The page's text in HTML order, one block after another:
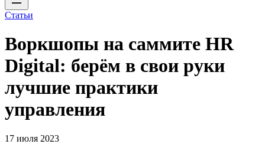
Статьи
Воркшопы на саммите HR
Digital: берём в свои руки
лучшие практики
управления
17 июля 2023